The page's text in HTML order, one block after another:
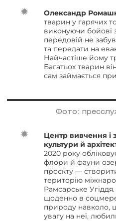
Олександр
тварин у гарячих
виконуючи бойові
передовій не
та передати на
Найчастіше йому
Багатьох тварин
сам займається
Фото:
Центр вивчення
культури й
2020 року
флори й фауни
проєкту —
територію
Рамсарське
щоденно в
природу навколо,
увагу на неї,